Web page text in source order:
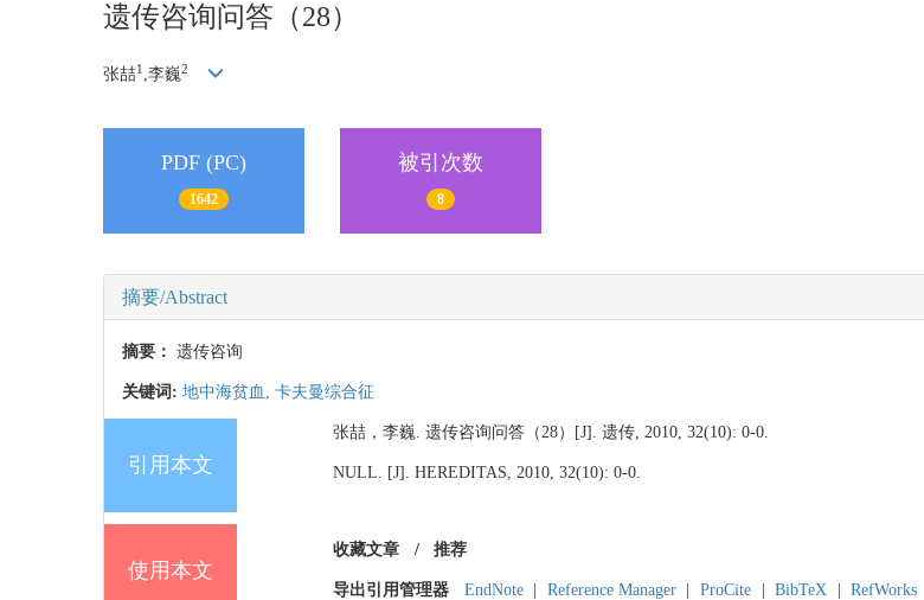
遗传咨询问答（28）
张喆1 ,李巍2
PDF (PC)
1642
被引次数
8
摘要/Abstract
摘要： 遗传咨询
关键词: 地中海贫血, 卡夫曼综合征
引用本文
张喆，李巍. 遗传咨询问答（28）[J]. 遗传, 2010, 32(10): 0-0.
NULL. [J]. HEREDITAS, 2010, 32(10): 0-0.
使用本文
收藏文章 / 推荐
导出引用管理器 EndNote Reference Manager ProCite BibTeX RefWorks